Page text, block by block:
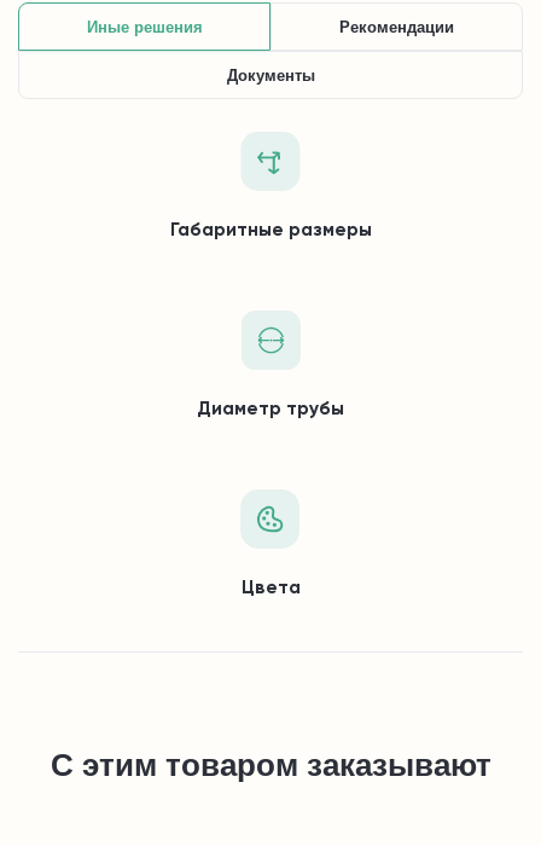
Иные решения Рекомендации
Документы
Габаритные размеры
Диаметр трубы
Цвета
С этим товаром заказывают